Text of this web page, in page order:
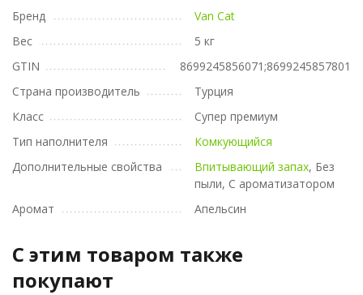
Бренд
Van Cat
Вес
5 кг
GTIN
8699245856071;8699245857801
Страна производитель
Турция
Класс
Супер премиум
Тип наполнителя
Комкующийся
Дополнительные свойства
Впитывающий запах, Без
пыли, С ароматизатором
Аромат
Апельсин
C этим товаром также
покупают